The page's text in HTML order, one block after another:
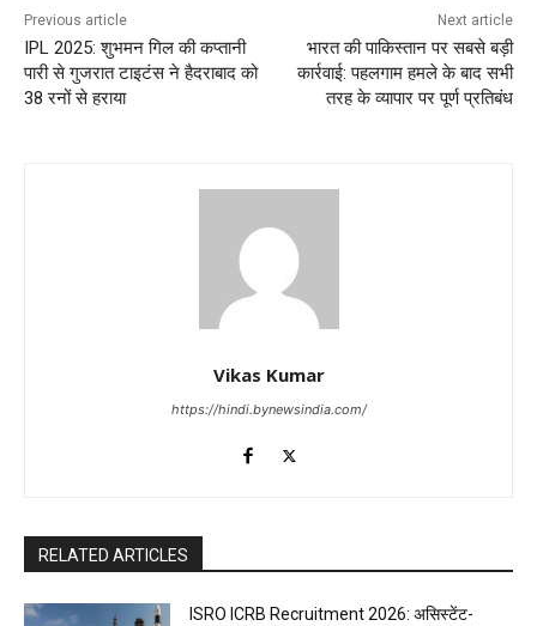
Previous article
IPL 2025: शुभमन गिल की कप्तानी
पारी से गुजरात टाइटंस ने हैदराबाद को
38 रनों से हराया
Next article
भारत की पाकिस्तान पर सबसे बड़ी
कार्रवाई: पहलगाम हमले के बाद सभी
तरह के व्यापार पर पूर्ण प्रतिबंध
Vikas Kumar
https://hindi.bynewsindia.com/
RELATED ARTICLES
ISRO ICRB Recruitment 2026: असिस्टेंट-